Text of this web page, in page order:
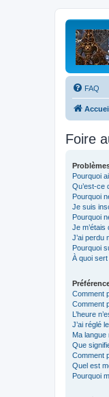
FAQ
Foire
Pourquoi
Qu’est-ce
Pourquoi
Je suis
Pourquoi
Je
J’ai perdu
Pourquoi
À quoi
Comment
Comment
L’heure
J’ai réglé
Ma langue
Que
Comment
Quel est
Pourquoi